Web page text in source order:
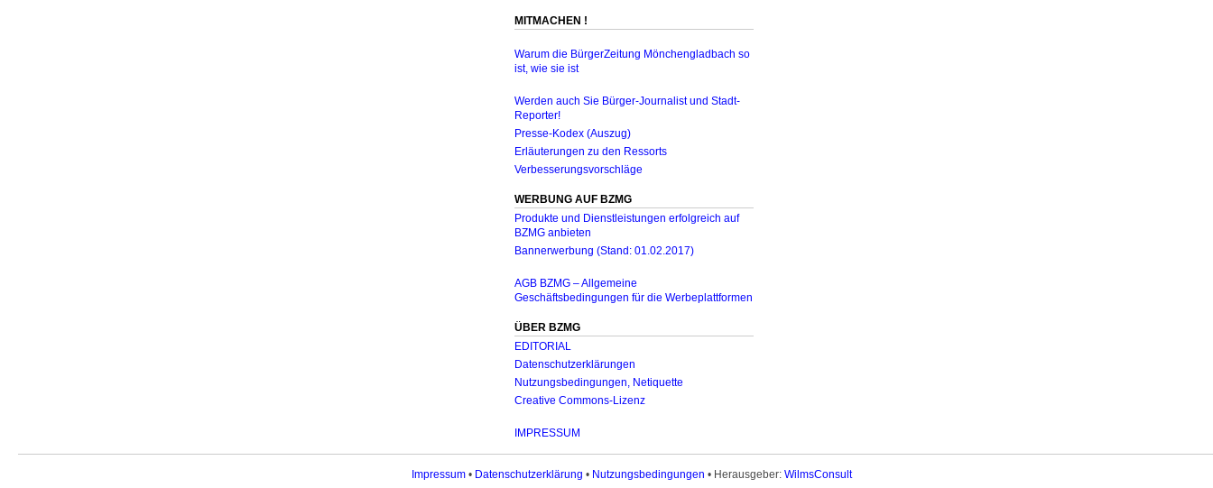
MITMACHEN !
Warum die BürgerZeitung Mönchengladbach so
ist, wie sie ist
Werden auch Sie Bürger-Journalist und Stadt-
Reporter!
Presse-Kodex (Auszug)
Erläuterungen zu den Ressorts
Verbesserungsvorschläge
WERBUNG AUF BZMG
Produkte und Dienstleistungen erfolgreich auf
BZMG anbieten
Bannerwerbung (Stand: 01.02.2017)
AGB BZMG – Allgemeine
Geschäftsbedingungen für die Werbeplattformen
ÜBER BZMG
EDITORIAL
Datenschutzerklärungen
Nutzungsbedingungen, Netiquette
Creative Commons-Lizenz
IMPRESSUM
Impressum • Datenschutzerklärung • Nutzungsbedingungen • Herausgeber: WilmsConsult